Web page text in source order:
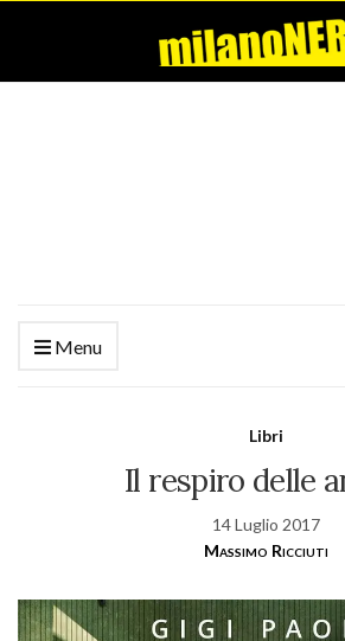
Menu
Libri
Il respiro delle
14 Luglio 2017
Massimo Ricciuti